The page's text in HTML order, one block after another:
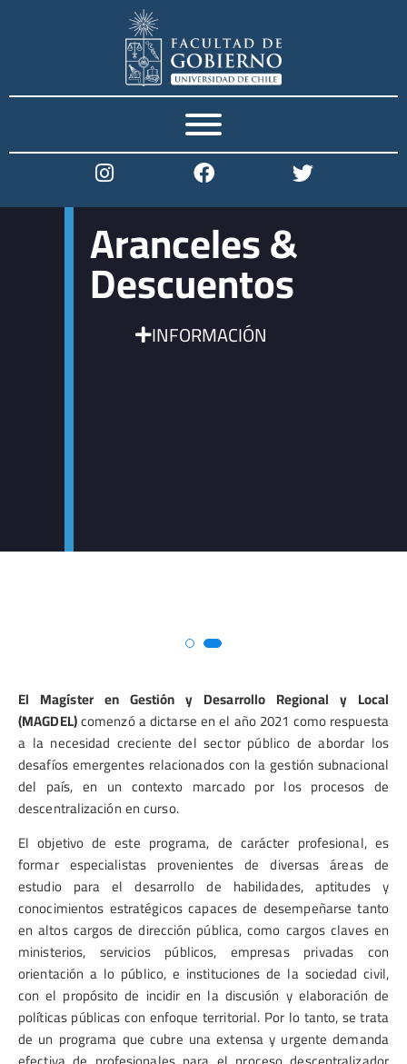
POSTULACIONES ABIERTAS
MAGÍSTER EN GESTIÓN Y
DESARROLLO REGIONAL Y LOCAL
El Magíster en Gestión y Desarrollo Regional y Local
(MAGDEL)comenzó a dictarse en el año 2021 como respuesta
a la necesidad creciente del sector público de abordar los
desafíos emergentes relacionados con la gestión subnacional
del país, en un contexto marcado por los procesos de
descentralización en curso.
El objetivo de este programa, de carácter profesional, es
formar especialistas provenientes de diversas áreas de
estudio para el desarrollo de habilidades, aptitudes y
conocimientos estratégicos capaces de desempeñarse tanto
en altos cargos de dirección pública, como cargos claves en
ministerios, servicios públicos, empresas privadas con
orientación a lo público, e instituciones de la sociedad civil,
con el propósito de incidir en la discusión y elaboración de
políticas públicas con enfoque territorial. Por lo tanto, se trata
de un programa que cubre una extensa y urgente demanda